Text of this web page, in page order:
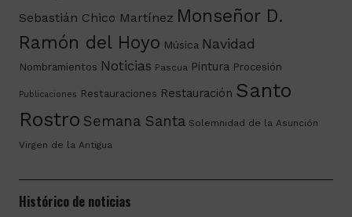
Sebastián Chico Martínez Monseñor D.
Ramón del Hoyo Música Navidad
Nombramientos Noticias Pascua Pintura Procesión
Publicaciones Restauraciones Restauración Santo
Rostro Semana Santa Solemnidad de la Asunción
Virgen de la Antigua
Histórico de noticias